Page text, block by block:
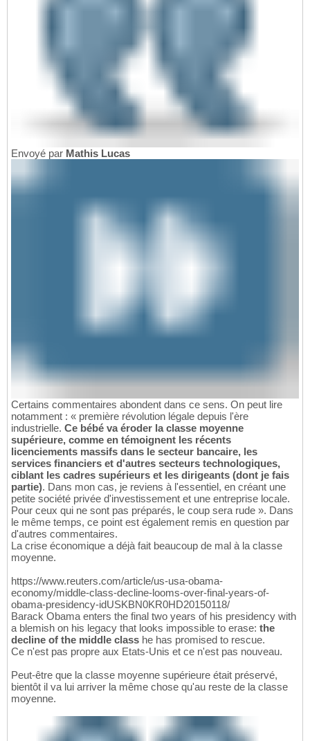
Envoyé par Mathis Lucas
Certains commentaires abondent dans ce sens. On peut lire
notamment : « première révolution légale depuis l'ère
industrielle. Ce bébé va éroder la classe moyenne
supérieure, comme en témoignent les récents
licenciements massifs dans le secteur bancaire, les
services financiers et d'autres secteurs technologiques,
ciblant les cadres supérieurs et les dirigeants (dont je fais
partie). Dans mon cas, je reviens à l'essentiel, en créant une
petite société privée d'investissement et une entreprise locale.
Pour ceux qui ne sont pas préparés, le coup sera rude ». Dans
le même temps, ce point est également remis en question par
d'autres commentaires.
La crise économique a déjà fait beaucoup de mal à la classe
moyenne.
https://www.reuters.com/article/us-usa-obama-
economy/middle-class-decline-looms-over-final-years-of-
obama-presidency-idUSKBN0KR0HD20150118/
Barack Obama enters the final two years of his presidency with
a blemish on his legacy that looks impossible to erase: the
decline of the middle class he has promised to rescue.
Ce n'est pas propre aux Etats-Unis et ce n'est pas nouveau.
Peut-être que la classe moyenne supérieure était préservé,
bientôt il va lui arriver la même chose qu'au reste de la classe
moyenne.